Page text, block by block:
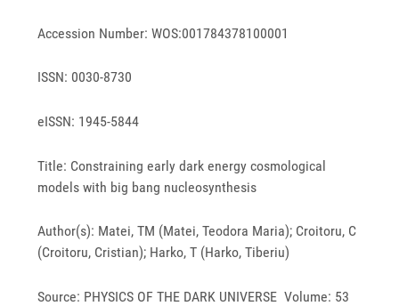
Accession Number: WOS:001784378100001
ISSN: 0030-8730
eISSN: 1945-5844
Title: Constraining early dark energy cosmological
models with big bang nucleosynthesis
Author(s): Matei, TM (Matei, Teodora Maria); Croitoru, C
(Croitoru, Cristian); Harko, T (Harko, Tiberiu)
Source: PHYSICS OF THE DARK UNIVERSE Volume: 53